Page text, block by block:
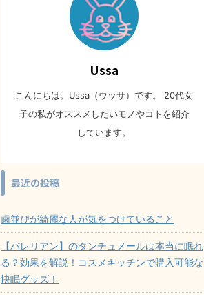
Ussa
こんにちは。Ussa（ウッサ）です。 20代女
子の私がオススメしたいモノやコトを紹介
しています。
最近の投稿
歯並びが綺麗な人が気をつけていること
【バレリアン】のタンチュメールは本当に眠れ
る？効果を解説！コスメキッチンで購入可能な
快眠グッズ！